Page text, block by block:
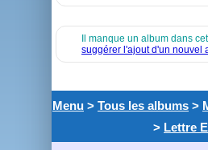
Il manque un album dans
suggérer l'ajout d'un nouvel
Menu > Tous les albums >
> Lettre E